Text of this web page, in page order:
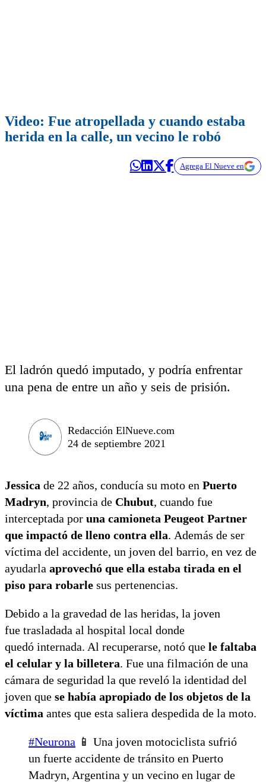
Video: Fue atropellada y cuando estaba
herida en la calle, un vecino le robó
Agrega El Nueve en
El ladrón quedó imputado, y podría enfrentar
una pena de entre un año y seis de prisión.
Redacción ElNueve.com
24 de septiembre 2021
Jessica de 22 años, conducía su moto en Puerto
Madryn, provincia de Chubut, cuando fue
interceptada por una camioneta Peugeot Partner
que impactó de lleno contra ella. Además de ser
víctima del accidente, un joven del barrio, en vez de
ayudarla aprovechó que ella estaba tirada en el
piso para robarle sus pertenencias.
Debido a la gravedad de las heridas, la joven
fue trasladada al hospital local donde
quedó internada. Al recuperarse, notó que le faltaba
el celular y la billetera. Fue una filmación de una
cámara de seguridad la que reveló la identidad del
joven que se había apropiado de los objetos de la
víctima antes que esta saliera despedida de la moto.
#Neurona 📱 Una joven motociclista sufrió
un fuerte accidente de tránsito en Puerto
Madryn, Argentina y un vecino en lugar de